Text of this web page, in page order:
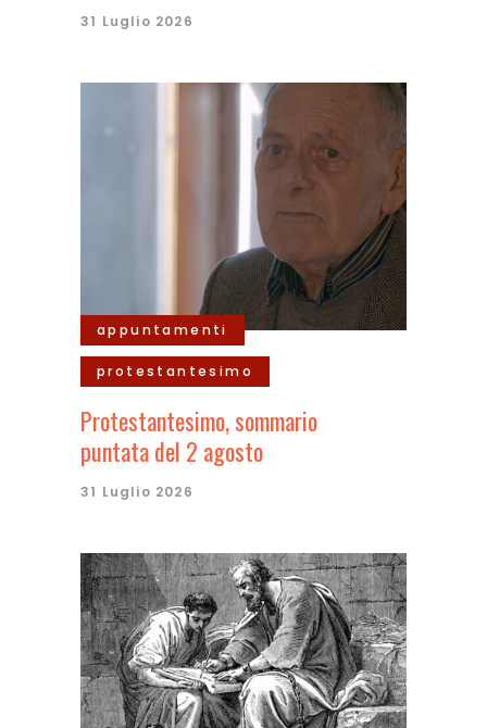
31 Luglio 2026
appuntamenti
protestantesimo
Protestantesimo, sommario
puntata del 2 agosto
31 Luglio 2026